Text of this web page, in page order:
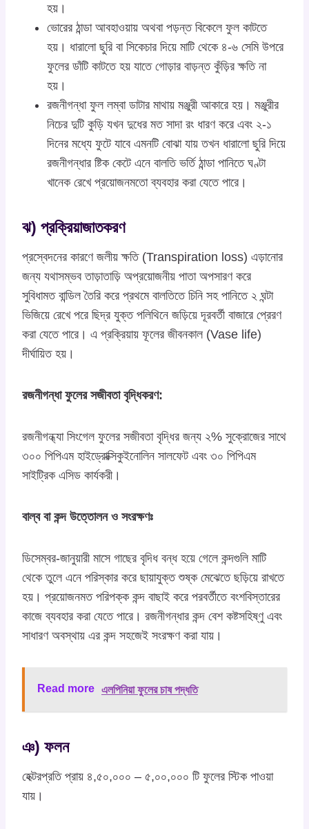
হয়।
ভোরের ঠান্ডা আবহাওয়ায় অথবা পড়ন্ত বিকেলে ফুল কাটতে
হয়। ধারালো ছুরি বা সিকেচার দিয়ে মাটি থেকে ৪-৬ সেমি উপরে
ফুলের ডাঁটি কাটতে হয় যাতে গোড়ার বাড়ন্ত কুঁড়ির ক্ষতি না
হয়।
রজনীগন্ধা ফুল লম্বা ডাটার মাথায় মঞ্জুরী আকারে হয়। মঞ্জুরীর
নিচের দুটি কুড়ি যখন দুধের মত সাদা রং ধারণ করে এবং ২-১
দিনের মধ্যে ফুটে যাবে এমনটি বোঝা যায় তখন ধারালো ছুরি দিয়ে
রজনীগন্ধার ষ্টিক কেটে এনে বালতি ভর্তি ঠান্ডা পানিতে ঘণ্টা
খানেক রেখে প্রয়োজনমতো ব্যবহার করা যেতে পারে।
ঝ) প্রক্রিয়াজাতকরণ
প্রস্বেদনের কারণে জলীয় ক্ষতি (Transpiration loss) এড়ানোর
জন্য যথাসম্ভব তাড়াতাড়ি অপ্রয়োজনীয় পাতা অপসারণ করে
সুবিধামত বান্ডিল তৈরি করে প্রথমে বালতিতে চিনি সহ পানিতে ২ ঘন্টা
ভিজিয়ে রেখে পরে ছিদ্র যুক্ত পলিথিনে জড়িয়ে দূরবর্তী বাজারে প্রেরণ
করা যেতে পারে। এ প্রক্রিয়ায় ফূলের জীবনকাল (Vase life)
দীর্ঘায়িত হয়।
রজনীগন্ধা ফুলের সজীবতা বৃদ্ধিকরণ:
রজনীগন্ধ্যা সিংগেল ফুলের সজীবতা বৃদ্ধির জন্য ২% সুক্রোজের সাথে
৩০০ পিপিএম হাইড্রোক্সিকুইনোলিন সালফেট এবং ৩০ পিপিএম
সাইট্রিক এসিড কার্যকরী।
বাল্ব বা কন্দ উত্তোলন ও সংরক্ষণঃ
ডিসেম্বর-জানুয়ারী মাসে গাছের বৃদিধ বন্ধ হয়ে গেলে কন্দগুলি মাটি
থেকে তুলে এনে পরিস্কার করে ছায়াযুক্ত শুষ্ক মেঝেতে ছড়িয়ে রাখতে
হয়। প্রয়োজনমত পরিপক্ক কন্দ বাছাই করে পরবর্তীতে বংশবিস্তারের
কাজে ব্যবহার করা যেতে পারে। রজনীগন্ধার কন্দ বেশ কষ্টসহিষ্ণু এবং
সাধারণ অবস্থায় এর কন্দ সহজেই সংরক্ষণ করা যায়।
Read more এলপিনিয়া ফুলের চাষ পদ্ধতি
ঞ) ফলন
হেক্টরপ্রতি প্রায় ৪,৫০,০০০ – ৫,০০,০০০ টি ফুলের স্টিক পাওয়া
যায়।